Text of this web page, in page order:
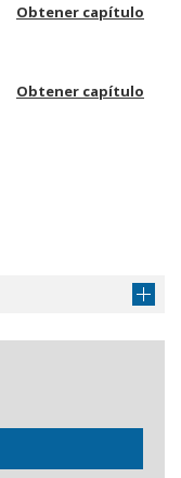
Obtener capítulo
Obtener capítulo
Obtener capítulo